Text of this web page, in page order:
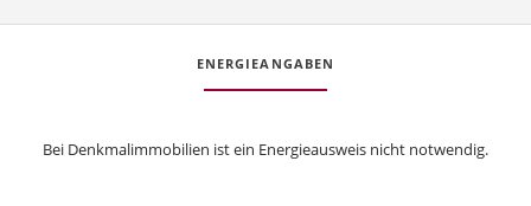
ENERGIEANGABEN
Bei Denkmalimmobilien ist ein Energieausweis nicht notwendig.